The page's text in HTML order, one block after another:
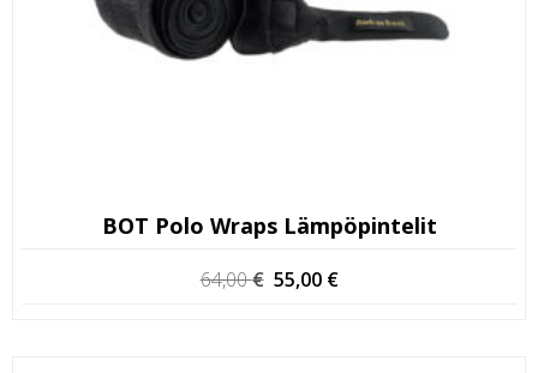
BOT Polo Wraps Lämpöpintelit
64,00€ Alkuperäinen
55,00 €